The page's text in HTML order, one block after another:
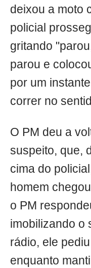
deixou a moto
policial
gritando
parou e
por um
correr no
O PM deu a
suspeito, que,
cima do
homem
o PM
imobilizando o
rádio, ele
enquanto